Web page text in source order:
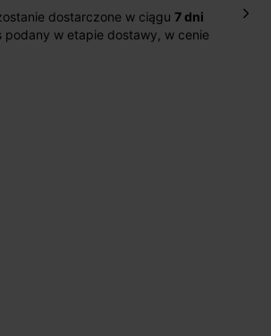
dostarczone w ciągu 7 dni
podany w etapie dostawy, w cenie